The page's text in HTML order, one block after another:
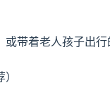
或带着老人孩子出